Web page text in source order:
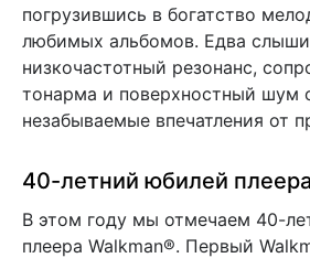
погрузившись в богатство
любимых альбомов. Едва
низкочастотный резонанс,
тонарма и поверхностный шум
незабываемые впечатления от
40-летний юбилей
В этом году мы отмечаем 40-
плеера Walkman®. Первый